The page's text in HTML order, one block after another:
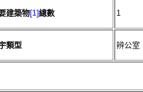
建築物[1]總數 1
類型 辨公室